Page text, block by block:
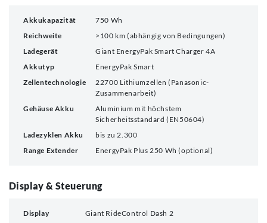
Akkukapazität
750 Wh
Reichweite
>100 km (abhängig von Bedingungen)
Ladegerät
Giant EnergyPak Smart Charger 4A
Akkutyp
EnergyPak Smart
Zellentechnologie
22700 Lithiumzellen (Panasonic-
Zusammenarbeit)
Gehäuse Akku
Aluminium mit höchstem
Sicherheitsstandard (EN50604)
Ladezyklen Akku
bis zu 2.300
Range Extender
EnergyPak Plus 250 Wh (optional)
Display & Steuerung
Display
Giant RideControl Dash 2